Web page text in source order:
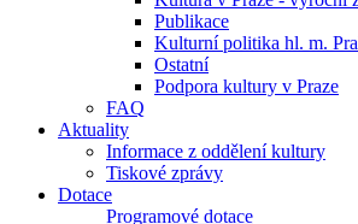
Publikace
Kulturní politika hl. m.
Ostatní
Podpora kultury v Praze
FAQ
Aktuality
Informace z oddělení kultury
Tiskové zprávy
Dotace
Programové dotace